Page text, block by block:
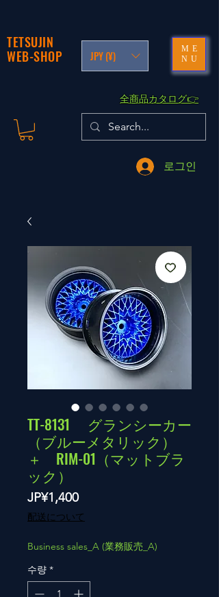
TETSUJIN
WEB-SHOP
JPY (¥)
ME
NU
​全商品カタログ👉
로그인
TT-8131 グランシーカー
（ブルーメタリック）
＋ RIM-01（マットブラ
ック）
JP¥1,400가
격
配送について
Business sales_A (業務販売_A)
수량 *